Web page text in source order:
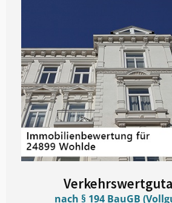
nach § 194 BauGB